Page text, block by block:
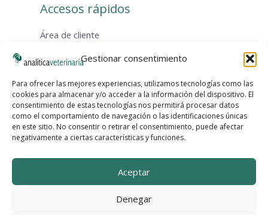
Gestionar consentimiento
Para ofrecer las mejores experiencias, utilizamos tecnologías como las
cookies para almacenar y/o acceder a la información del dispositivo. El
consentimiento de estas tecnologías nos permitirá procesar datos
como el comportamiento de navegación o las identificaciones únicas
en este sitio. No consentir o retirar el consentimiento, puede afectar
negativamente a ciertas características y funciones.
Aceptar
Denegar
Accesos rápidos
Área de cliente
Protocolos de muestreo
KITS de muestreo
Envío de muestras
Hojas de solicitud
Instagram
Facebook
LinkedIn
X YouTube
WhatsApp